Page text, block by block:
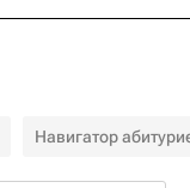
Навигатор